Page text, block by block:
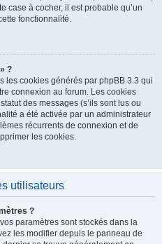
case à cocher, il est probable qu’un
fonctionnalité.
?
les cookies générés par phpBB 3.3 qui
connexion au forum. Les cookies
des messages (s’ils sont lus ou
a été activée par un administrateur
récurrents de connexion et de
les cookies.
utilisateurs
?
paramètres sont stockés dans la
les modifier depuis le panneau de